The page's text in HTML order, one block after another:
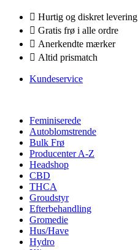
Hurtig og diskret levering
Gratis frø i alle ordre
Anerkendte mærker
Altid prismatch
Kundeservice
Feminiserede
Autoblomstrende
Bulk Frø
Producenter A-Z
Headshop
CBD
THCA
Groudstyr
Efterbehandling
Gromedie
Hus/Have
Hydro